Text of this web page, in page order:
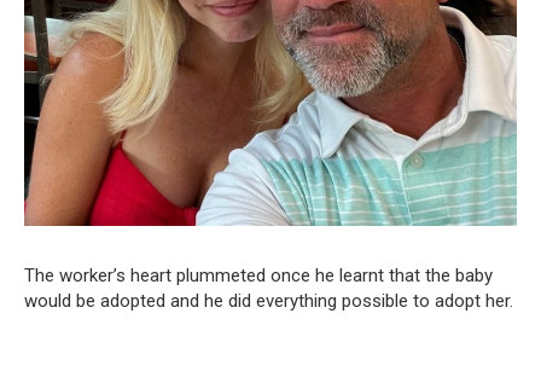
The worker’s heart plummeted once he learnt that the baby
would be adopted and he did everything possible to adopt her.